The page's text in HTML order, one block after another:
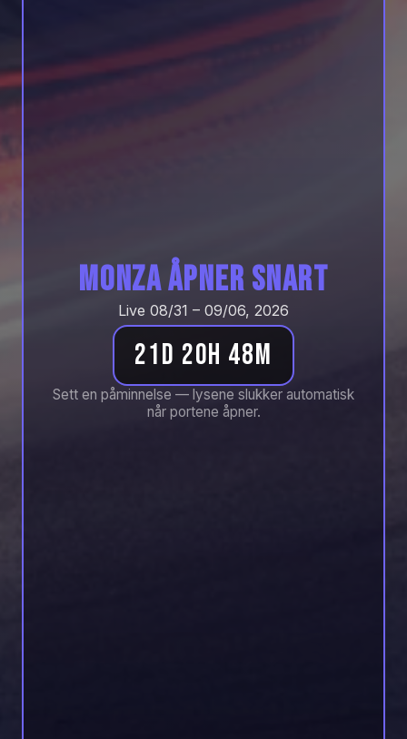
Monza åpner snart
Live 08/31 – 09/06, 2026
21d 20h 48m
Sett en påminnelse — lysene slukker automatisk
når portene åpner.